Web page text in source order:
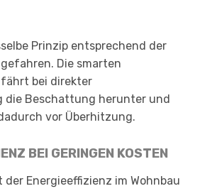
Prinzip entsprechend der
Die smarten
bei direkter
die Beschattung herunter und
vor Überhitzung.
BEI GERINGEN KOSTEN
Energieeffizienz im Wohnbau